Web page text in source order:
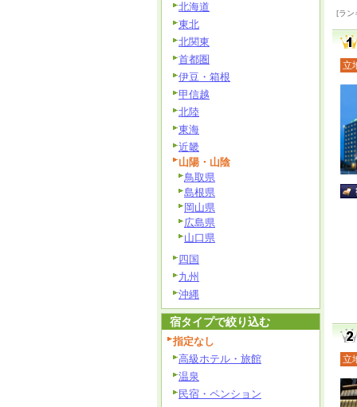
[ラン
立
立
北海道
東北
北関東
首都圏
伊豆・箱根
甲信越
北陸
東海
近畿
山陽・山陰
鳥取県
島根県
岡山県
広島県
山口県
四国
九州
沖縄
宿タイプで絞り込む
指定なし
高級ホテル・旅館
温泉
民宿・ペンション